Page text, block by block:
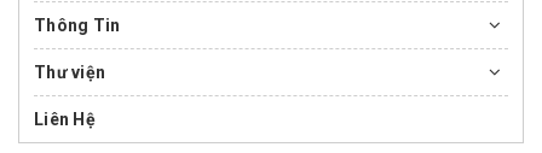
Thông Tin
Thư viện
Liên Hệ